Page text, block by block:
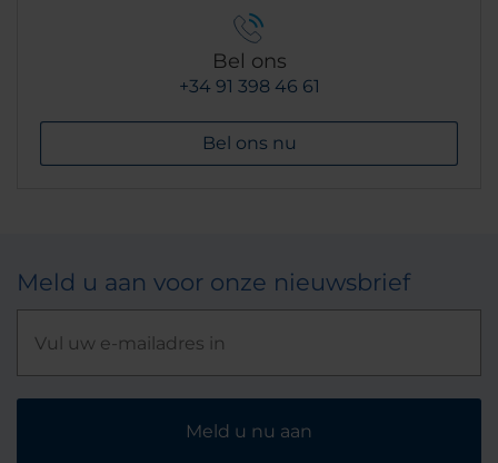
Bel ons
+34 91 398 46 61
Bel ons nu
Meld u aan voor onze nieuwsbrief
Meld u nu aan